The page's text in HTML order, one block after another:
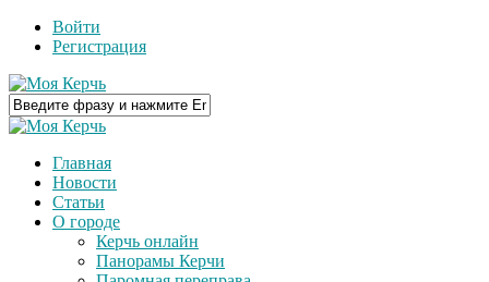
Войти
Регистрация
Главная
Новости
Статьи
О городе
Керчь онлайн
Панорамы Керчи